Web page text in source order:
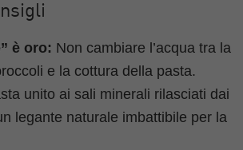
è oro: Non cambiare l’acqua tra la
e la cottura della pasta.
unito ai sali minerali rilasciati dai
legante naturale imbattibile per la